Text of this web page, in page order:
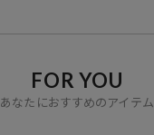
FOR YOU
あなたにおすすめのアイテム